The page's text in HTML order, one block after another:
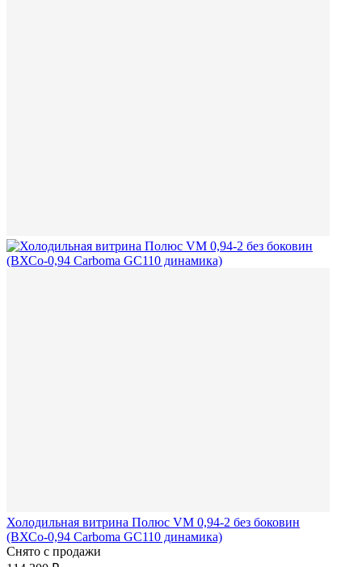
Холодильная витрина Полюс VM 0,94-2 без боковин
(ВХСо-0,94 Carboma GC110 динамика)
Снято с продажи